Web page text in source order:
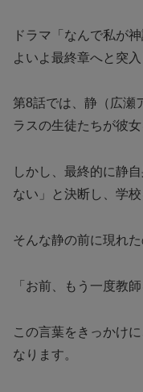
ドラマ「なんで私が
よいよ最終章へと突入
第8話では、静（広瀬
ラスの生徒たちが彼
しかし、最終的に静
ない」と決断し、学校
そんな静の前に現れ
「お前、もう一度教
この言葉をきっかけ
なります。